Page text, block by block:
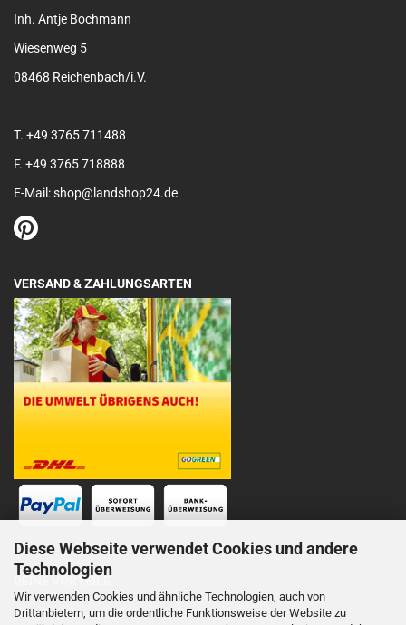
Diese Webseite verwendet Cookies und andere
Technologien
Wir verwenden Cookies und ähnliche Technologien, auch von
Drittanbietern, um die ordentliche Funktionsweise der Website zu
Inh. Antje Bochmann
Wiesenweg 5
08468 Reichenbach/i.V.
T. +49 3765 711488
F. +49 3765 718888
E-Mail: shop@landshop24.de
VERSAND & ZAHLUNGSARTEN
DEINE VORTEILE
Schnelle Lieferung